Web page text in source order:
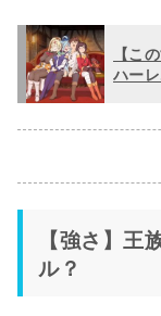
【こ
ハー
【強さ】
ル？